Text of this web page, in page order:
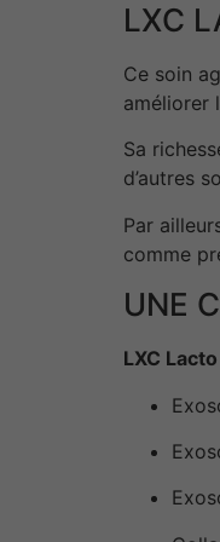
LXC
Ce soin
améliorer
Sa
d’autres
Par
comme
UNE
LXC